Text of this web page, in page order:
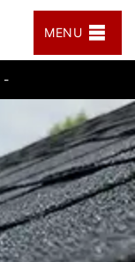
MENU
-